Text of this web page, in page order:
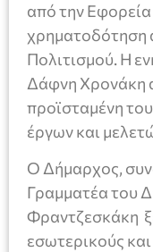
από την
χρηματοδότηση
Πολιτισμού. Η
Δάφνη Χρονάκη
προϊσταμένη
έργων και
Ο Δήμαρχος,
Γραμματέα του
Φραντζεσκάκη
εσωτερικούς